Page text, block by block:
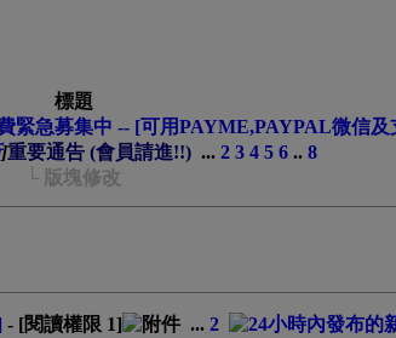
標題
緊急募集中 -- [可用PAYME,PAYPAL微信及
]重要通告 (會員請進!!) ... 2 3 4 5 6.. 8
└ 版塊修改
- [閱讀權限 1] ... 2